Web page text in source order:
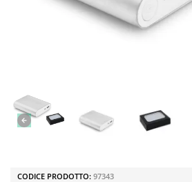
CODICE PRODOTTO: 97343